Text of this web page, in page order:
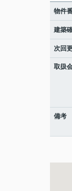
物件
建築
次回
取扱
備考